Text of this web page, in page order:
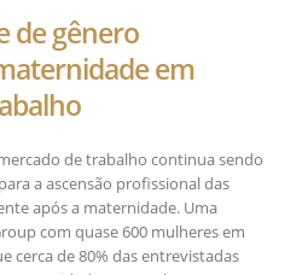
de gênero
em
de trabalho continua sendo
a ascensão profissional das
após a maternidade. Uma
com quase 600 mulheres em
cerca de 80% das entrevistadas